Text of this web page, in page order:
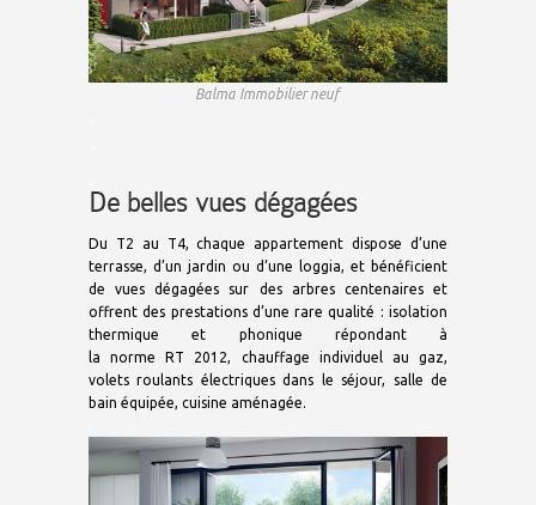
Balma Immobilier neuf
De belles vues dégagées
Du T2 au T4, chaque appartement dispose d’une
terrasse, d’un jardin ou d’une loggia, et bénéficient
de vues dégagées sur des arbres centenaires et
offrent des prestations d’une rare qualité : isolation
thermique et phonique répondant à
la norme RT 2012, chauffage individuel au gaz,
volets roulants électriques dans le séjour, salle de
bain équipée, cuisine aménagée.